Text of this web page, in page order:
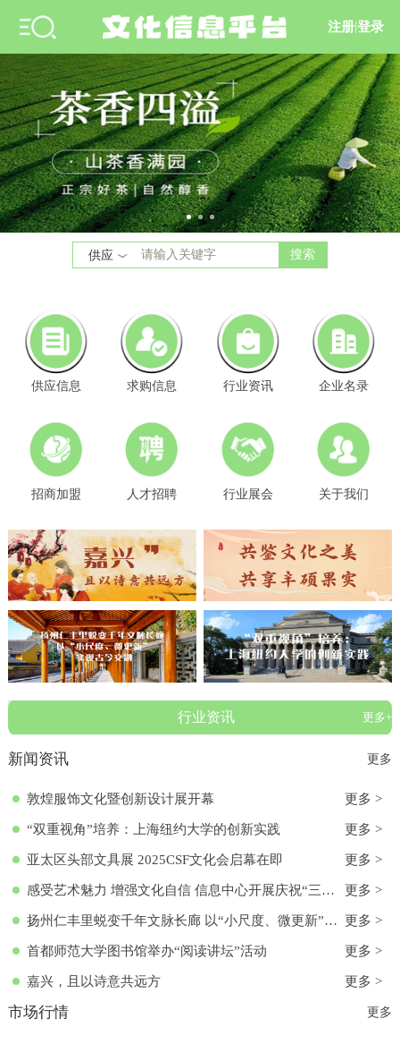
注册 |登录
供应 搜索
供应信息 求购信息 行业资讯 企业名录
招商加盟 人才招聘 行业展会 关于我们
行业资讯 更多+
新闻资讯 更多
敦煌服饰文化暨创新设计展开幕 更多 >
“双重视角”培养：上海纽约大学的创新实践 更多 >
亚太区头部文具展 2025CSF文化会启幕在即 更多 >
感受艺术魅力 增强文化自信 信息中心开展庆祝“三八”国际妇女节活动 更多 >
扬州仁丰里蜕变千年文脉长廊 以“小尺度、微更新”实现古今交融 更多 >
首都师范大学图书馆举办“阅读讲坛”活动 更多 >
嘉兴，且以诗意共远方 更多 >
市场行情 更多